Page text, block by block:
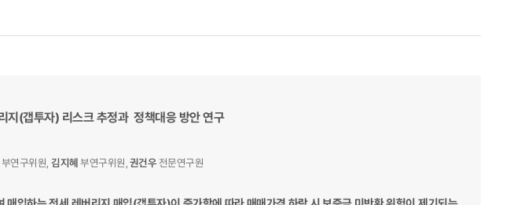
지(갭투자) 리스크 추정과 정책대응 방안 연구
부연구위원, 김지혜부연구위원, 권건우 전문연구원